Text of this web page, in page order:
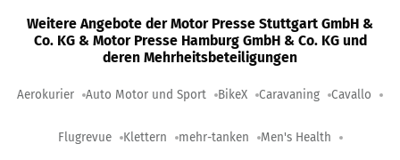
Weitere Angebote der Motor Presse Stuttgart GmbH &
Co. KG & Motor Presse Hamburg GmbH & Co. KG und
deren Mehrheitsbeteiligungen
Aerokurier Auto Motor und Sport BikeX Caravaning Cavallo
Flugrevue Klettern mehr-tanken Men's Health